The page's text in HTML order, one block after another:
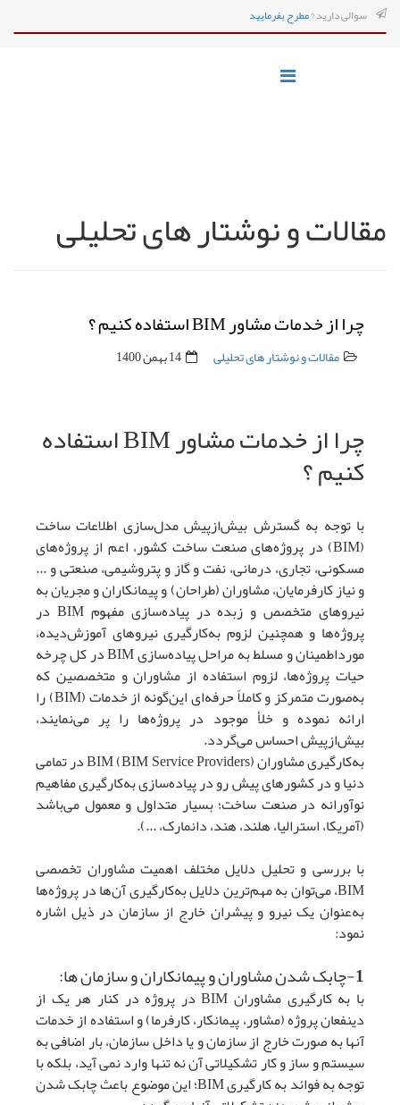
سوالی دارید ?مطرح بفرمایید
مقالات و نوشتار های تحلیلی
چرا از خدمات مشاور BIM استفاده کنیم ؟
مقالات و نوشتار های تحلیلی 14 بهمن 1400
چرا از خدمات مشاور BIM استفاده
کنیم ؟
با توجه به گسترش بیش‌ازپیش مدل‌سازی اطلاعات ساخت
(BIM) در پروژه‌های صنعت ساخت کشور، اعم از پروژه‌های
مسکونی، تجاری، درمانی، نفت و گاز و پتروشیمی، صنعتی و ...
و نیاز کارفرمایان، مشاوران (طراحان) و پیمانکاران و مجریان به
نیروهای متخصص و زبده در پیاده‌سازی مفهوم BIM در
پروژه‌ها و همچنین لزوم به‌کارگیری نیروهای آموزش‌دیده،
مورداطمینان و مسلط به مراحل پیاده‌سازی BIM در کل چرخه
حیات پروژه‌ها، لزوم استفاده از مشاوران و متخصصین که
به‌صورت متمرکز و کاملاً حرفه‌ای این‌گونه از خدمات (BIM) را
ارائه نموده و خلأ موجود در پروژه‌ها را پر می‌نمایند،
بیش‌ازپیش احساس می‌گردد.
به‌کارگیری مشاوران BIM (BIM Service Providers) در تمامی
دنیا و در کشورهای پیش رو در پیاده‌سازی به‌کارگیری مفاهیم
نوآورانه در صنعت ساخت؛ بسیار متداول و معمول می‌باشد
(آمریکا، استرالیا، هلند، هند، دانمارک، ...).
با بررسی و تحلیل دلایل مختلف اهمیت مشاوران تخصصی
BIM، می‌توان به مهم‌ترین دلایل به‌کارگیری آن‌ها در پروژه‌ها
به‌عنوان یک نیرو و پیشران خارج از سازمان در ذیل اشاره
نمود:
1-چابک شدن مشاوران و پیمانکاران و سازمان ها:
با به کارگیری مشاوران BIM در پروژه در کنار هر یک از
دینفعان پروژه (مشاور، پیمانکار، کارفرما) و استفاده از خدمات
آنها به صورت خارج از سازمان و یا داخل سازمان، بار اضافی به
سیستم و ساز و کار تشکیلاتی آن نه تنها وارد نمی آید، بلکه با
توجه به فوائد به کارگیری BIM؛ این موضوع باعث چابک شدن